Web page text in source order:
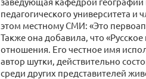
педагогического университета и
этом местному СМИ: «Это
Также она добавила, что
отношения. Его честное имя
автор шутки, действительно
среди других представителей